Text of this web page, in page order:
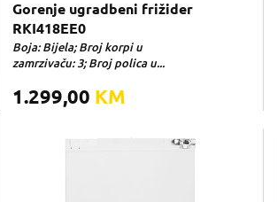
Gorenje ugradbeni frižider
RKI418EE0
Boja: Bijela; Broj korpi u
zamrzivaču: 3; Broj polica u...
1.299,00 KM